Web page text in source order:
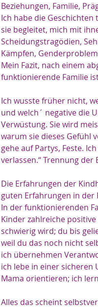
Beziehungen, Familie,
Ich habe die
sie begleitet, mich mit
Scheidungstragödien,
Kämpfen,
Mein Fazit, nach einem
funktionierende Familie
Ich wusste früher nicht,
und welch´ negative die
Verwüstung. Sie wird
warum sie dieses Gefühl
gehe auf Partys, Feste.
verlassen.“ Trennung
Die Erfahrungen der
guten Erfahrungen in der
In der funktionierenden
Kinder zahlreiche
schwierig wird; du bis
weil du das noch nicht
ich übernehmen
ich lebe in einer sicheren
Mama orientieren; ich
Alles das scheint